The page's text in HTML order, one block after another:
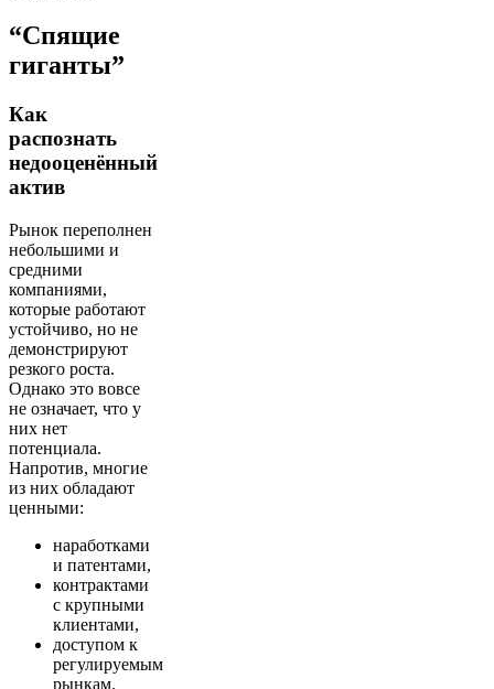
“Спящие
гиганты”
Как
распознать
недооценённый
актив
Рынок переполнен
небольшими и
средними
компаниями,
которые работают
устойчиво, но не
демонстрируют
резкого роста.
Однако это вовсе
не означает, что у
них нет
потенциала.
Напротив, многие
из них обладают
ценными:
наработками
и патентами,
контрактами
с крупными
клиентами,
доступом к
регулируемым
рынкам.